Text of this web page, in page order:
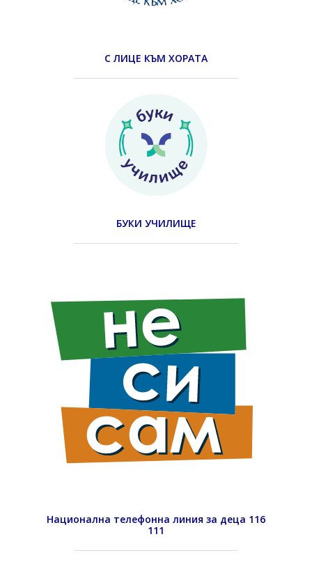
С ЛИЦЕ КЪМ ХОРАТА
БУКИ УЧИЛИЩЕ
Национална телефонна линия за деца 116
111